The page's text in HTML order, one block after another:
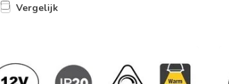
Vergelijk